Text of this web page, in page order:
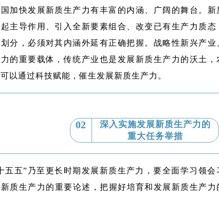
加快发展新质生产力有丰富的内涵、广阔的舞台。新
主导作用、引入全新要素组合、改变已有生产力质
分，必须对其内涵外延有正确把握。战略性新兴产业
的重要载体，传统产业也是发展新质生产力的沃土，
以通过科技赋能，催生发展新质生产力。
02
深入实施发展新质生产力的
重大任务举措
五五”乃至更长时期发展新质生产力，要全面学习领
新质生产力的重要论述，把握好培育和发展新质生产力